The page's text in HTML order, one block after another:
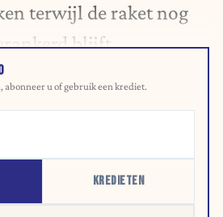
terwijl de raket nog
blijft.
abonneer u of gebruik een krediet.
KREDIETEN